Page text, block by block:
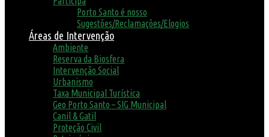
Porto Santo é nosso
Sugestões/Reclamações/Elogios
Áreas de Intervenção
Ambiente
Reserva da Biosfera
Intervenção Social
Urbanismo
Taxa Municipal Turística
Geo Porto Santo – SIG Municipal
Canil & Gatil
Proteção Civil